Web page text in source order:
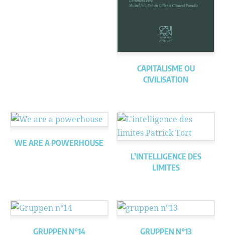
CAPITALISME OU
CIVILISATION
WE ARE A POWERHOUSE
L’INTELLIGENCE DES
LIMITES
GRUPPEN N°14 GRUPPEN N°13